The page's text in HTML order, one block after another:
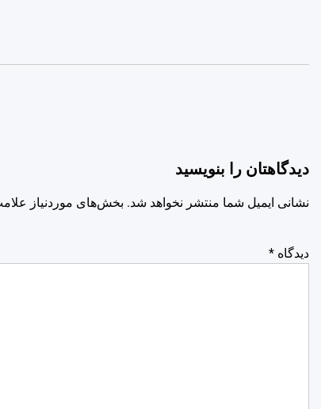
دیدگاهتان را بنویسید
نشانی ایمیل شما منتشر نخواهد شد. بخش‌های موردنیاز
دیدگاه *